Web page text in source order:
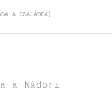
A CSALÁDFA)
a Nádori